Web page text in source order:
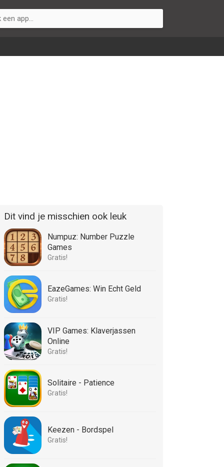
Dit vind je misschien ook leuk
Numpuz: Number Puzzle
Games
Gratis!
EazeGames: Win Echt Geld
Gratis!
VIP Games: Klaverjassen
Online
Gratis!
Solitaire - Patience
Gratis!
Keezen - Bordspel
Gratis!